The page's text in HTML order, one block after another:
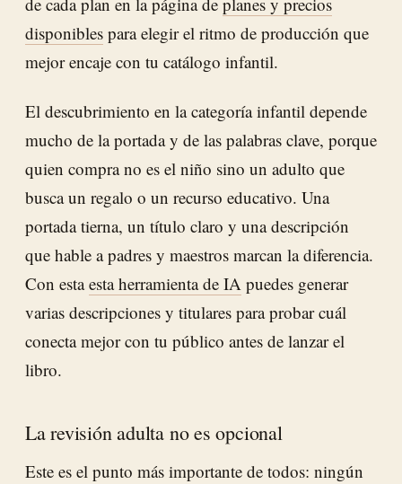
disponibles para elegir el ritmo de producción que
mejor encaje con tu catálogo infantil.
El descubrimiento en la categoría infantil depende
mucho de la portada y de las palabras clave, porque
quien compra no es el niño sino un adulto que
busca un regalo o un recurso educativo. Una
portada tierna, un título claro y una descripción
que hable a padres y maestros marcan la diferencia.
Con estaesta herramienta de IA puedes generar
varias descripciones y titulares para probar cuál
conecta mejor con tu público antes de lanzar el
libro.
La revisión adulta no es opcional
Este es el punto más importante de todos: ningún